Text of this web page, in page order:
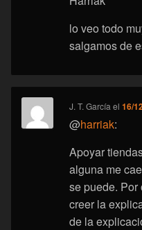
lo veo todo
salgamos de
J. T. García el16/
@harriak:
Apoyar
alguna me
se puede.
creer la
de la